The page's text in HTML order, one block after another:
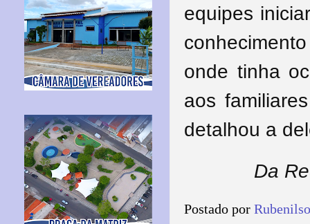
equipes
onde tinha
aos
detalhou a
Da
Postado por